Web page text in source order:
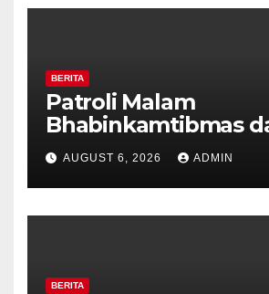
BERITA
Patroli Malam
Bhabinkamtibmas
Pilar Kelurahan
Perkuat Kamtibmas,
Diajak Aktifkan
AUGUST 6, 2026 ADMIN
BERITA